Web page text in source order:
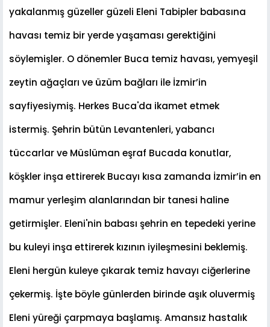
yakalanmış güzeller güzeli Eleni Tabipler babasına
havası temiz bir yerde yaşaması gerektiğini
söylemişler. O dönemler Buca temiz havası, yemyeşil
zeytin ağaçları ve üzüm bağları ile İzmir’in
sayfiyesiymiş. Herkes Buca'da ikamet etmek
istermiş. Şehrin bütün Levantenleri, yabancı
tüccarlar ve Müslüman eşraf Bucada konutlar,
köşkler inşa ettirerek Bucayı kısa zamanda İzmir’in en
mamur yerleşim alanlarından bir tanesi haline
getirmişler. Eleni'nin babası şehrin en tepedeki yerine
bu kuleyi inşa ettirerek kızının iyileşmesini beklemiş.
Eleni hergün kuleye çıkarak temiz havayı ciğerlerine
çekermiş. İşte böyle günlerden birinde aşık oluvermiş
Eleni yüreği çarpmaya başlamış. Amansız hastalık